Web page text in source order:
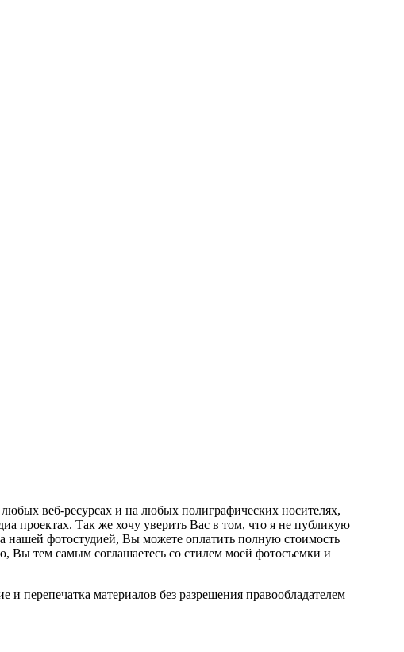
веб-ресурсах и на любых полиграфических носителях,
проектах. Так же хочу уверить Вас в том, что я не публикую
нашей фотостудией, Вы можете оплатить полную стоимость
Вы тем самым соглашаетесь со стилем моей фотосъемки и
перепечатка материалов без разрешения правообладателем